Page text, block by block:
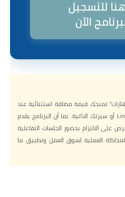
للتسجيل
الآن
تمنحك قيمة مضافة استثنائية عند
إضافتها في حسابك على LinkedIn أو سيرتك الذاتية. بما أن البرنامج يقدم
الالتزام بحضور الجلسات التفاعلية
العملية لسوق العمل وتطبيق ما